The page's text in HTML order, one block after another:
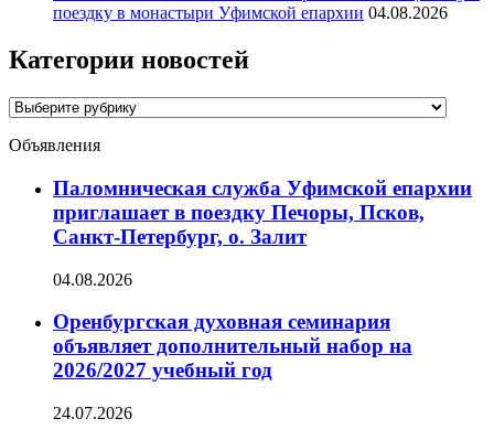
поездку в монастыри Уфимской епархии 04.08.2026
Категории новостей
Категории
Объявления
Паломническая служба Уфимской епархии
приглашает в поездку Печоры, Псков,
Санкт-Петербург, о. Залит
04.08.2026
Оренбургская духовная семинария
объявляет дополнительный набор на
2026/2027 учебный год
24.07.2026